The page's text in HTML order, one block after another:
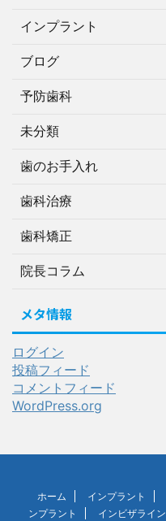
インプラント
ブログ
予防歯科
未分類
歯のお手入れ
歯科治療
歯科矯正
院長コラム
メタ情報
ログイン
投稿フィード
コメントフィード
WordPress.org
ホーム インプラント
ンプラント
インビザライン